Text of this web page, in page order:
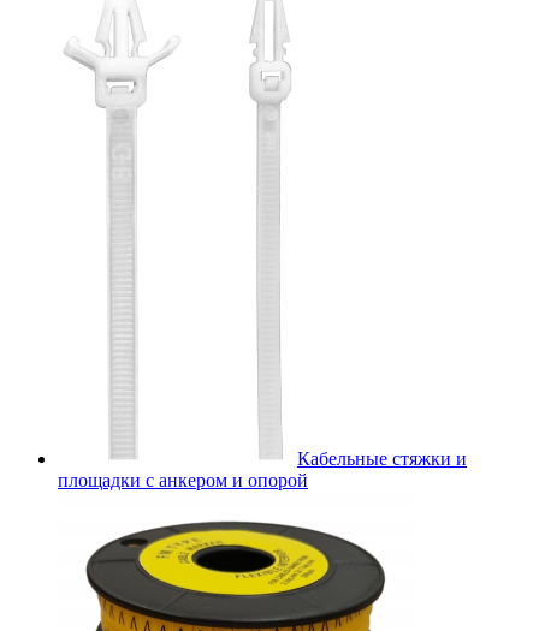
Кабельные стяжки и
площадки с анкером и опорой